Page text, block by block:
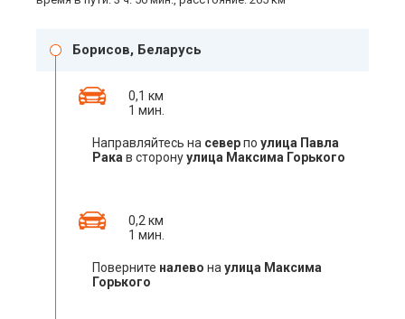
Борисов, Беларусь
0,1 км
1 мин.
Направляйтесь на северпо улица Павла
Рака в сторонуулица Максима Горького
0,2 км
1 мин.
Поверните налево на улица Максима
Горького